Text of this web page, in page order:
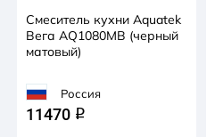
Смеситель кухни Aquatek
Вега AQ1080MB (черный
матовый)
Россия
11470 q